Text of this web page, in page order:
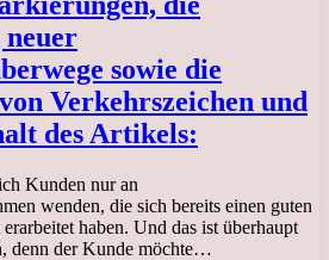
sowie die
Verkehrszeichen und
des Artikels:
Kunden nur an
wenden, die sich bereits einen guten
haben. Und das ist überhaupt
denn der Kunde möchte…